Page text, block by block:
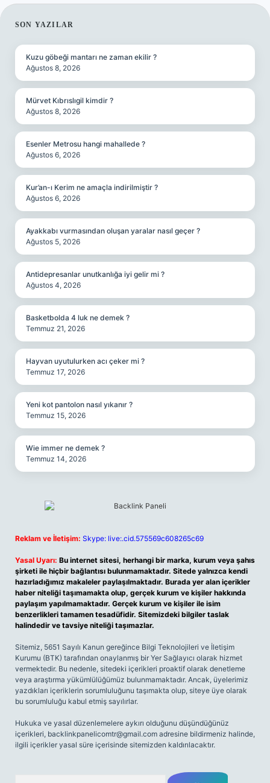
SIDEBAR
SON YAZILAR
Kuzu göbeği mantarı ne zaman ekilir ?
Ağustos 8, 2026
Mürvet Kıbrıslıgil kimdir ?
Ağustos 8, 2026
Esenler Metrosu hangi mahallede ?
Ağustos 6, 2026
Kur’an-ı Kerim ne amaçla indirilmiştir ?
Ağustos 6, 2026
Ayakkabı vurmasından oluşan yaralar nasıl geçer ?
Ağustos 5, 2026
Antidepresanlar unutkanlığa iyi gelir mi ?
Ağustos 4, 2026
Basketbolda 4 luk ne demek ?
Temmuz 21, 2026
Hayvan uyutulurken acı çeker mi ?
Temmuz 17, 2026
Yeni kot pantolon nasıl yıkanır ?
Temmuz 15, 2026
Wie immer ne demek ?
Temmuz 14, 2026
Reklam ve İletişim: Skype: live:.cid.575569c608265c69
Yasal Uyarı: Bu internet sitesi, herhangi bir marka, kurum veya şahıs
şirketi ile hiçbir bağlantısı bulunmamaktadır. Sitede yalnızca kendi
hazırladığımız makaleler paylaşılmaktadır. Burada yer alan içerikler
haber niteliği taşımamakta olup, gerçek kurum ve kişiler hakkında
paylaşım yapılmamaktadır. Gerçek kurum ve kişiler ile isim
benzerlikleri tamamen tesadüfidir. Sitemizdeki bilgiler taslak
halindedir ve tavsiye niteliği taşımazlar.
Sitemiz, 5651 Sayılı Kanun gereğince Bilgi Teknolojileri ve İletişim
Kurumu (BTK) tarafından onaylanmış bir Yer Sağlayıcı olarak hizmet
vermektedir. Bu nedenle, sitedeki içerikleri proaktif olarak denetleme
veya araştırma yükümlülüğümüz bulunmamaktadır. Ancak, üyelerimiz
yazdıkları içeriklerin sorumluluğunu taşımakta olup, siteye üye olarak
bu sorumluluğu kabul etmiş sayılırlar.
Hukuka ve yasal düzenlemelere aykırı olduğunu düşündüğünüz
içerikleri, backlinkpanelicomtr@gmail.com adresine bildirmeniz halinde,
ilgili içerikler yasal süre içerisinde sitemizden kaldırılacaktır.